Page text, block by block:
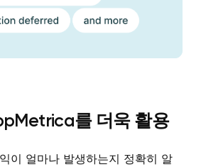
를 더욱 활용
이 얼마나 발생하는지 정확히 알